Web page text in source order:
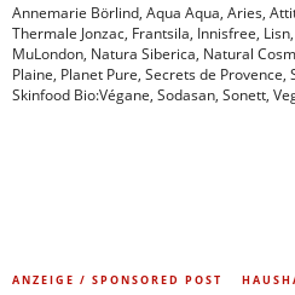
Annemarie Börlind, Aqua Aqua, Aries,
Thermale Jonzac, Frantsila, Innisfree, Lisn,
MuLondon, Natura Siberica, Natural
Plaine, Planet Pure, Secrets de Provence,
Skinfood Bio:Végane, Sodasan, Sonett,
ANZEIGE / SPONSORED POST